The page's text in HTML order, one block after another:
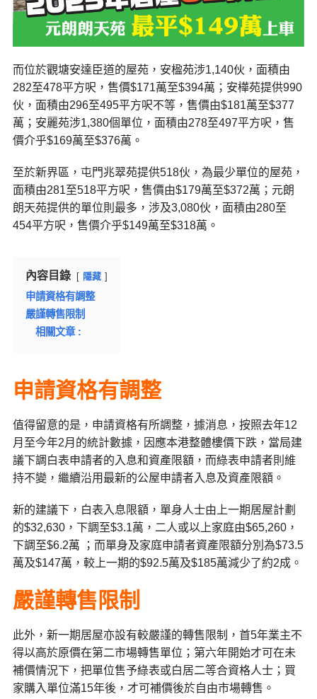
而位於觀塘安達臣道的屋苑，安楹苑涉1,140伙，面積由
282至478平方呎，售價$171萬至$394萬；安樺苑提供990
伙，面積由296至495平方呎不等，售價由$181萬至$377
萬；安麗苑涉1,380個單位，面積由278至497平方呎，售
價介乎$169萬至$376萬。
至於新界區，屯門兆翠苑提供518伙，為最少單位的屋苑，
面積由281至518平方呎，售價由$179萬至$372萬；元朗
朗天苑提供的單位則最多，涉及3,080伙，面積由280至
454平方呎，售價介乎$149萬至$318萬。
內容目錄 隱藏
申請資格有調整
嚴謹轉售限制
相關文章 :
申請資格有調整
值得留意的是，申請資格有所調整，據消息，按照去年12
月至今年2月的統計數據，因應本港整體樓價下跌，當局建
議下調白表申請者的入息和資產限額，而綠表申請者則維
持不變，繼續沿用最新的公屋申請者入息及資產限額。
新的建議下，白表入息限額，單身人士由上一期居屋計劃
的$32,630，下調至$3.1萬，二人或以上家庭由$65,260，
下調至$6.2萬 ；而單身及家庭申請者資產限額分別為$73.5
萬及$147萬，較上一期的$92.5萬及$185萬減少了約2成。
嚴謹轉售限制
此外，新一期居屋亦設有較嚴謹的轉售限制，首5年業主不
得以高於原價在第二市場轉售單位；第六年開始才可在未
補價情況下，把單位售予綠表或白居二等合資格人士；買
家購入單位滿15年後，才可補價後於自由市場轉售。